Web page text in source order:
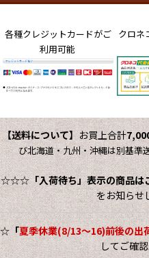
各種クレジットカードがご
利用可能
クロネ
【送料について】 お買上合計
び北海道・九州・沖縄は別基準
☆☆☆「入荷待ち」表示の商品は
をお知ら
☆ 「夏季休業(8/13～16)前後の出
してご確